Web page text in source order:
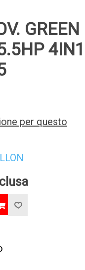
GREEN
4IN1
per questo